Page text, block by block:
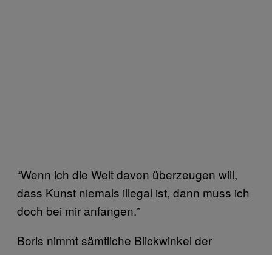
“Wenn ich die Welt davon überzeugen will,
dass Kunst niemals illegal ist, dann muss ich
doch bei mir anfangen.”
Boris nimmt sämtliche Blickwinkel der